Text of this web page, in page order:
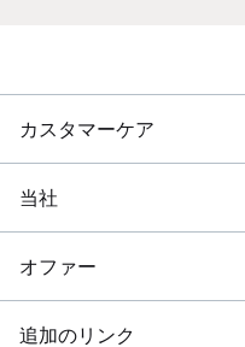
カスタマーケア
当社
オファー
追加のリンク